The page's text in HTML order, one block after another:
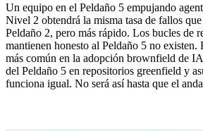
Un equipo en el Peldaño 5 empujando
Nivel 2 obtendrá la misma tasa de fallos
Peldaño 2, pero más rápido. Los bucles de
mantienen honesto al Peldaño 5 no existen.
más común en la adopción brownfield de
del Peldaño 5 en repositorios greenfield y
funciona igual. No será así hasta que el